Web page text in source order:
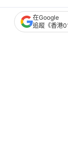
在Google
追蹤《香港